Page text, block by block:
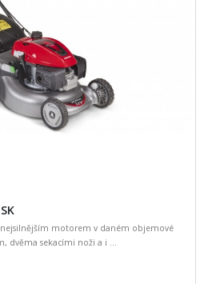
nejsilnějším motorem v daném objemové
dvěma sekacími noži a i ...